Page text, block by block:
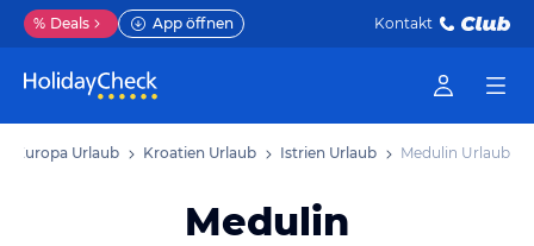
% Deals App öffnen Kontakt
Europa Urlaub Kroatien Urlaub Istrien Urlaub Medulin Urlaub
Medulin